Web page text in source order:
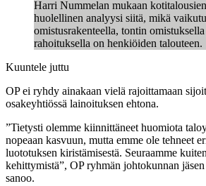
Harri Nummelan mukaan
huolellinen analyysi siitä, mikä
omistusrakenteella, tontin
rahoituksella on henkiöiden talouteen.
Kuuntele juttu
OP ei ryhdy ainakaan vielä rajoittamaan
osakeyhtiössä lainoituksen ehtona.
”Tietysti olemme kiinnittäneet huomiota
nopeaan kasvuun, mutta emme ole tehneet
luototuksen kiristämisestä. Seuraamme
kehittymistä”, OP ryhmän johtokunnan jäsen
sanoo.